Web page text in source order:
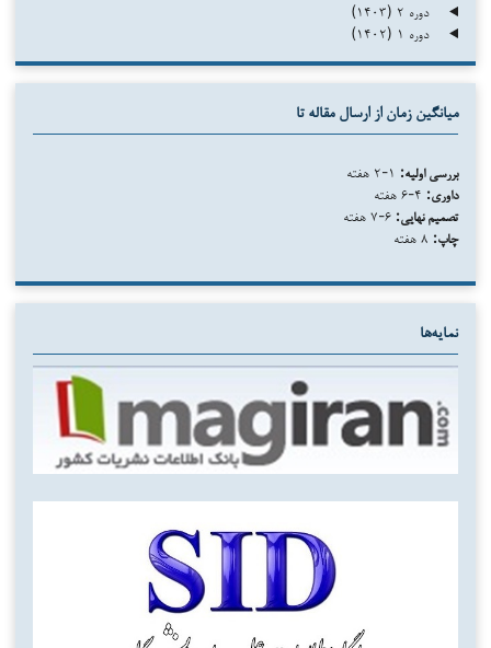
دوره ۲ (۱۴۰۳)
دوره ۱ (۱۴۰۲)
میانگین زمان از ارسال مقاله تا
بررسی اولیه:
داوری:
تصمیم نهایی:
چاپ:
نمایه‌ها